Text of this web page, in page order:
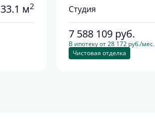
33.1 м2 Студия
7 588 109 руб.
В ипотеку от 28 172 руб./мес.
Чистовая отделка